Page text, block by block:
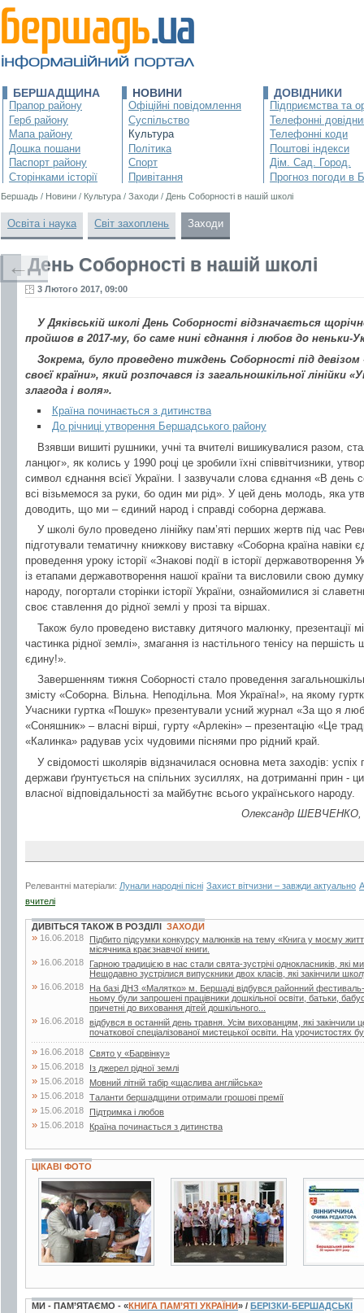
БЕРШАДЩИНА
Прапор району
Герб району
Мапа району
Дошка пошани
Паспорт району
Сторінками історії
НОВИНИ
Офіційні повідомлення
Суспільство
Культура
Політика
Спорт
Привітання
ДОВІДНИКИ
Підприємства та
Телефонні
Телефонні коди
Поштові індекси
Дім. Сад. Город.
Прогноз погоди в
Бершадь / Новини / Культура / Заходи / День Cоборності в нашій школі
Освіта і наука Світ захоплень Заходи
День Cоборності в нашій школі
3 Лютого 2017, 09:00
У Дяківській школі День Соборності відзначається
пройшов в 2017-му, бо саме нині єднання і любов до неньки-
Зокрема, було проведено тиждень Соборності під
своєї країни», який розпочався із загальношкільної лінійки
злагода і воля».
Країна починається з дитинства
До річниці утворення Бершадського району
Взявши вишиті рушники, учні та вчителі вишикувалися разом,
ланцюг», як колись у 1990 році це зробили їхні співвітчизники,
символ єднання всієї України. І зазвучали слова єднання «В день
всі візьмемося за руки, бо один ми рід». У цей день молодь, яка
доводить, що ми – єдиний народ і справді соборна держава.
У школі було проведено лінійку пам’яті перших жертв під час
підготували тематичну книжкову виставку «Соборна країна
проведення уроку історії «Знакові події в історії
із етапами державотворення нашої країни та висловили свою думку
народу, погортали сторінки історії України, ознайомилися зі
своє ставлення до рідної землі у прозі та віршах.
Також було проведено виставку дитячого малюнку, презентації
частинка рідної землі», змагання із настільного тенісу на
єдину!».
Завершенням тижня Соборності стало проведення
змісту «Соборна. Вільна. Неподільна. Моя Україна!», на якому
Учасники гуртка «Пошук» презентували усний журнал «За що я
«Соняшник» – власні вірші, гурту «Арлекін» – презентацію «Це
«Калинка» радував усіх чудовими піснями про рідний край.
У свідомості школярів відзначилася основна мета заходів:
держави ґрунтується на спільних зусиллях, на дотриманні прин -
власної відповідальності за майбутнє всього українського народу.
Олександр ШЕВЧЕНКО,
Релевантні матеріали: Лунали народні пісні Захист вітчизни – завжди актуально
вчителі
←
ДИВІТЬСЯ ТАКОЖ В РОЗДІЛІ ЗАХОДИ
» 16.06.2018
Підбито підсумки конкурсу малюнків на тему «Книга у моєму
місячника краєзнавчої книги.
» 16.06.2018
Гарною традицією в нас стали свята-зустрічі однокласників, які
Нещодавно зустрілися випускники двох класів, які закінчили
» 16.06.2018
На базі ДНЗ «Малятко» м. Бершаді відбувся районний
ньому були запрошені працівники дошкільної освіти, батьки,
причетні до виховання дітей дошкільного...
» 16.06.2018 відбувся в останній день травня. Усім вихованцям, які
початкової спеціалізованої мистецької освіти. На урочистостях
» 16.06.2018 Свято у «Барвінку»
» 15.06.2018 Із джерел рідної землі
» 15.06.2018 Мовний літній табір «щаслива англійська»
» 15.06.2018 Таланти бершадщини отримали грошові премії
» 15.06.2018 Підтримка і любов
» 15.06.2018 Країна починається з дитинства
ЦІКАВІ ФОТО
6 фото 6 фото 7 фото
МИ - ПАМ’ЯТАЄМО - «КНИГА ПАМ’ЯТІ УКРАЇНИ» / БЕРІЗКИ-БЕРШАДСЬКІ